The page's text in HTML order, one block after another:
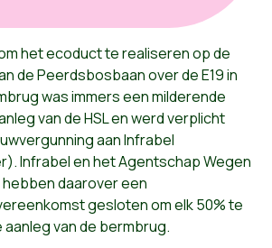
het ecoduct te realiseren op de
de Peerdsbosbaan over de E19 in
was immers een milderende
van de HSL en werd verplicht
aan Infrabel
Infrabel en het Agentschap Wegen
daarover een
gesloten om elk 50% te
van de bermbrug.